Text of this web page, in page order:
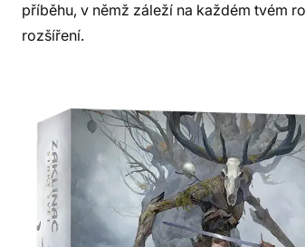
příběhu, v němž záleží na každém tvém
rozšíření.